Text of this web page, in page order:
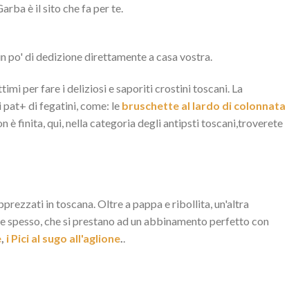
è il sito che fa per te.
po' di dedizione direttamente a casa vostra.
per fare i deliziosi e saporiti crostini toscani. La
di fegatini, come: le bruschette al lardo di colonnata
è finita, qui, nella categoria degli antipsti toscani,troverete
in toscana. Oltre a pappa e ribollita, un'altra
spesso, che si prestano ad un abbinamento perfetto con
i Pici al sugo all'aglione